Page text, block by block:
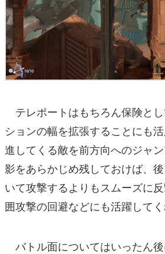
テレポートはもちろん保険と
ションの幅を拡張することにも
進してくる敵を前方向へのジャ
影をあらかじめ残しておけば、
いて攻撃するよりもスムーズに
囲攻撃の回避などにも活躍してく
バトル面についてはいったん